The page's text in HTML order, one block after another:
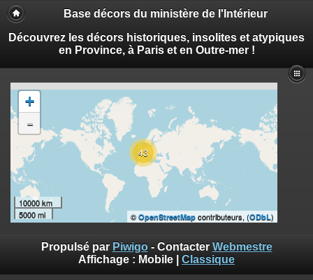
Base décors du ministère de l'Intérieur
Découvrez les décors historiques, insolites et atypiques
en Province, à Paris et en Outre-mer !
43
+
-
10000 km
5000 mi
© OpenStreetMap contributeurs, (ODbL)
Propulsé par Piwigo- Contacter Webmestre
Affichage : Mobile Classique